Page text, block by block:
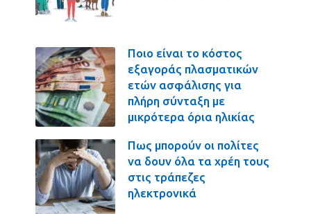
Ποιο είναι το κόστος
εξαγοράς πλασματικών
ετών ασφάλισης για
πλήρη σύνταξη με
μικρότερα όρια ηλικίας
Πως μπορούν οι πολίτες
να δουν όλα τα χρέη τους
στις τράπεζες
ηλεκτρονικά